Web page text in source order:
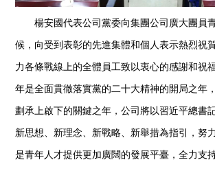
楊安國代表公司黨委向集團公司廣大團員
候，向受到表彰的先進集體和個人表示熱烈祝
力各條戰線上的全體員工致以衷心的感謝和祝
年是全面貫徹落實黨的二十大精神的開局之年
劃承上啟下的關鍵之年，公司將以習近平總書
新思想、新理念、新戰略、新舉措為指引，努
是青年人才提供更加廣闊的發展平臺，全力支